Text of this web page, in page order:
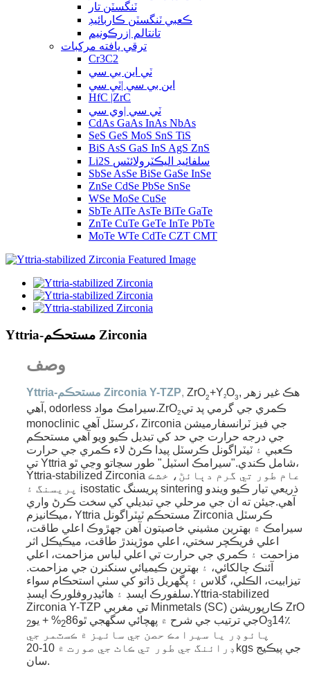
ٽنگسٽن تار
ڪعبي ٽنگسٽن ڪاربائيڊ
تانتالم |زرڪونيم
ترقي يافته مرکبات
Cr3C2
ٽي اين بي سي
اين بي سي |ٽي سي
HfC |ZrC
ٽي سي |وي سي
CdAs GaAs InAs NbAs
SeS GeS MoS SnS TiS
BiS AsS GaS InS AgS ZnS
Li2S سلفائيڊ اليڪٽرولائٽس
SbSe AsSe BiSe GaSe InSe
ZnSe CdSe PbSe SnSe
WSe MoSe CuSe
SbTe AlTe AsTe BiTe GaTe
ZnTe CuTe GeTe InTe PbTe
MoTe WTe CdTe CZT CMT
Yttria-مستحڪم Zirconia
وصف
Yttria-مستحڪم Zirconia Y-TZP, ZrO2+Y2O3, هڪ غير زهر
آهي, odorless سيرامڪ مواد.ZrO2ڪمري جي گرمي پد تي
monoclinic کرسٽل آهي، Zirconia جي فيز ٽرانسفارميشن
جي درجه حرارت جي حد کي تبديل ڪيو ويو آهي مستحڪم
ڪعبي ۽ ٽيٽراگونل ڪرسٽل پيدا ڪرڻ لاء ڪمري جي حرارت
تي Yttria شامل ڪندي."سيرامڪ اسٽيل" طور سڃاتو وڃي ٿو،
Yttria-stabilized Zirconia عام طور تي گرم دٻائڻ، خشڪ
پريسنگ ۽ isostatic پريسنگ sintering ذريعي تيار ڪيو ويندو
آهي.جيئن ته ان جي مرحلي جي تبديلي کي سخت ڪرڻ واري
ميڪانيزم، Yttria مستحڪم ٽيٽراگونل Zirconia ڪرسٽل
سيرامڪ ۾ بهترين مشيني خاصيتون آهن جهڙوڪ اعلي طاقت،
اعلي فريڪچر سختي، اعلي موڙيندڙ طاقت، ميڪيڪل اثر
مزاحمت ۽ ڪمري جي حرارت تي اعلي لباس مزاحمت، اعلي
آئنڪ چالکائي، ۽ بهترين ڪيميائي سنکنرن جي مزاحمت.
تيزابيت، الڪلي، گلاس ۽ پگھريل ڌاتو کي سٺي استحڪام سواء
سلفورڪ ايسڊ ۽ هائيڊروفلورڪ ايسڊ.Yttria-stabilized
Zirconia Y-TZP تي مغربي Minmetals (SC) ڪارپوريشن ZrO
جي ترتيب جي شرح ۾ پهچائي سگھجي ٿو
286% + يو 2 O314٪
پائوڊر يا سيرامڪ حصن جي سائيز ۾ ڪسٽمر جي
ڊرائنگ جي طور تي ڪاٺ جي صورت ۾ 10-20kgs جي پيڪيج
سان.